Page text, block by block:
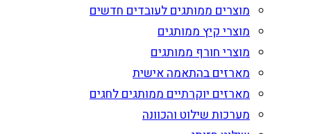
מוצרים ממותגים לעובדים חדשים
מוצרי קיץ ממותגים
מוצרי חורף ממותגים
מארזים בהתאמה אישית
מארזים יוקרתיים ממותגים לחגים
מערכות שילוט והכוונה